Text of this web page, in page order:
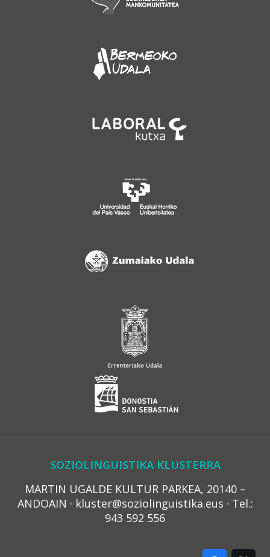
SOZIOLINGUISTIKA KLUSTERRA
MARTIN UGALDE KULTUR PARKEA, 20140 –
ANDOAIN · kluster@soziolinguistika.eus · Tel.:
943 592 556